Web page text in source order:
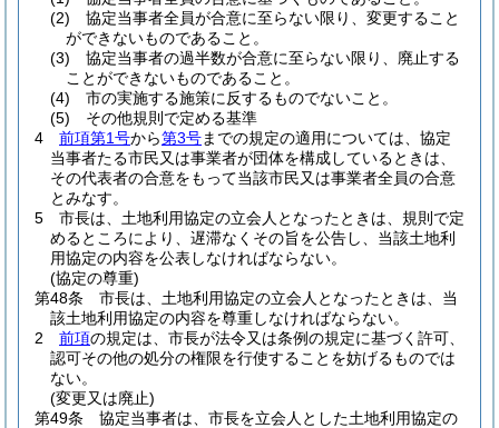
(2)
協定当事者全員が合意に至らない限り、変更すること
ができないものであること。
(3)
協定当事者の過半数が合意に至らない限り、廃止する
ことができないものであること。
(4)
市の実施する施策に反するものでないこと。
(5)
その他規則で定める基準
4
前項第1号から第3号までの規定の適用については、協定
当事者たる市民又は事業者が団体を構成しているときは、
その代表者の合意をもって当該市民又は事業者全員の合意
とみなす。
5
市長は、土地利用協定の立会人となったときは、規則で定
めるところにより、遅滞なくその旨を公告し、当該土地利
用協定の内容を公表しなければならない。
(協定の尊重)
第48条
市長は、土地利用協定の立会人となったときは、当
該土地利用協定の内容を尊重しなければならない。
2
前項の規定は、市長が法令又は条例の規定に基づく許可、
認可その他の処分の権限を行使することを妨げるものでは
ない。
(変更又は廃止)
第49条
協定当事者は、市長を立会人とした土地利用協定の